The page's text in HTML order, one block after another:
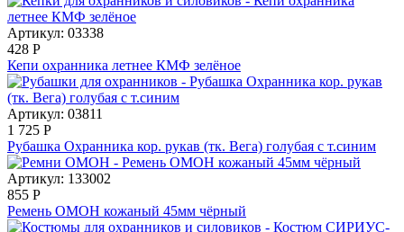
Артикул: 03338
428 Р
Кепи охранника летнее КМФ зелёное
Артикул: 03811
1 725 Р
Рубашка Охранника кор. рукав (тк. Вега) голубая с т.синим
Артикул: 133002
855 Р
Ремень ОМОН кожаный 45мм чёрный